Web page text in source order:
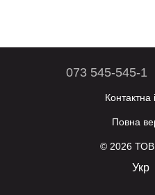
073 545-545-1
Контактна
Повна
© 2026
Укр